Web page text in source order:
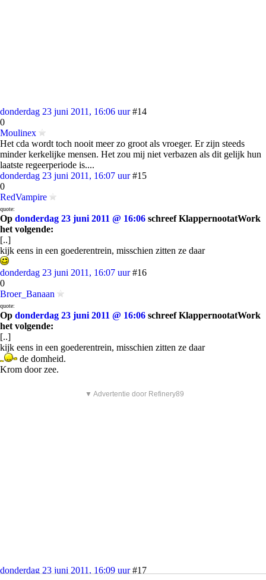
donderdag 23 juni 2011, 16:06 uur #14
0
Moulinex
Het cda wordt toch nooit meer zo groot als vroeger. Er zijn steeds
minder kerkelijke mensen. Het zou mij niet verbazen als dit gelijk hun
laatste regeerperiode is....
donderdag 23 juni 2011, 16:07 uur #15
0
RedVampire
quote:
Op donderdag 23 juni 2011 @ 16:06 schreef KlappernootatWork
het volgende:
[..]
kijk eens in een goederentrein, misschien zitten ze daar
donderdag 23 juni 2011, 16:07 uur #16
0
Broer_Banaan
quote:
Op donderdag 23 juni 2011 @ 16:06 schreef KlappernootatWork
het volgende:
[..]
kijk eens in een goederentrein, misschien zitten ze daar
de domheid.
Krom door zee.
▼ Advertentie door Refinery89
donderdag 23 juni 2011, 16:09 uur #17